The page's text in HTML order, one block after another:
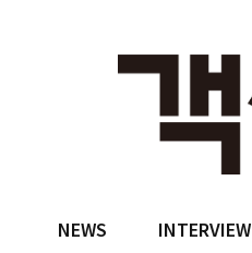
NEWS INTERVIEW